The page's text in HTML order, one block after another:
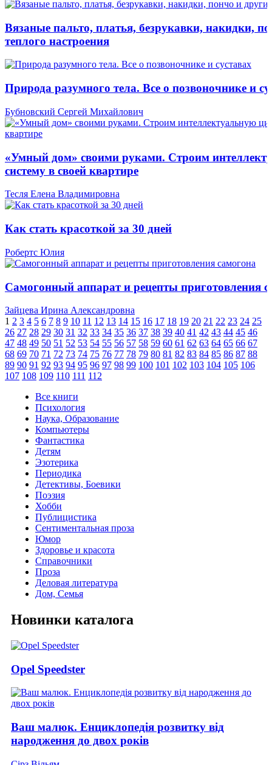
Вязаные пальто, платья, безрукавки, накидки,
теплого настроения
Природа разумного тела. Все о позвоночнике и
Бубновский Сергей Михайлович
«Умный дом» своими руками. Строим
систему в своей квартире
Тесля Елена Владимировна
Как стать красоткой за 30 дней
Робертс Юлия
Самогонный аппарат и рецепты приготовления
Зайцева Ирина Александровна
1 2 3 4 5 6 7 8 9 10 11 12 13 14 15 16 17 18 19 20 21 22 23 24 25
26 27 28 29 30 31 32 33 34 35 36 37 38 39 40 41 42 43 44 45 46
47 48 49 50 51 52 53 54 55 56 57 58 59 60 61 62 63 64 65 66 67
68 69 70 71 72 73 74 75 76 77 78 79 80 81 82 83 84 85 86 87 88
89 90 91 92 93 94 95 96 97 98 99 100 101 102 103 104 105 106
107 108 109 110 111 112
Все книги
Психология
Наука, Образование
Компьютеры
Фантастика
Детям
Эзотерика
Периодика
Детективы, Боевики
Поэзия
Хобби
Публицистика
Сентиментальная проза
Юмор
Здоровье и красота
Справочники
Проза
Деловая литература
Дом, Семья
Новинки каталога
Opel Speedster
Ваш малюк. Енциклопедія розвитку від
народження до двох років